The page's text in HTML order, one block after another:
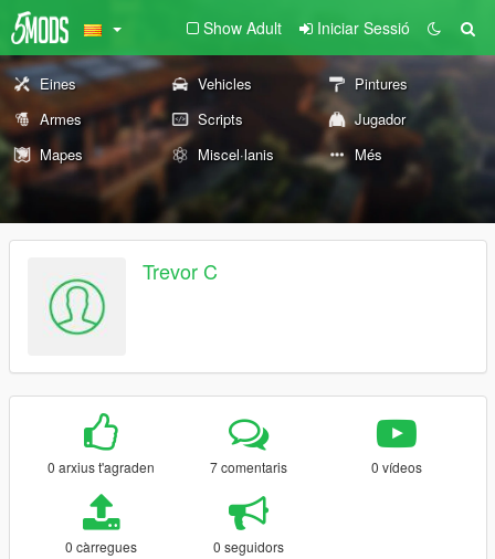
Show Adult Iniciar Sessió
Eines Vehicles
Pintures
Armes
Scripts
Jugador
Mapes
Miscel·lanis Més
Trevor C
0 arxius t'agraden 7 comentaris 0 vídeos
0 càrregues 0 seguidors